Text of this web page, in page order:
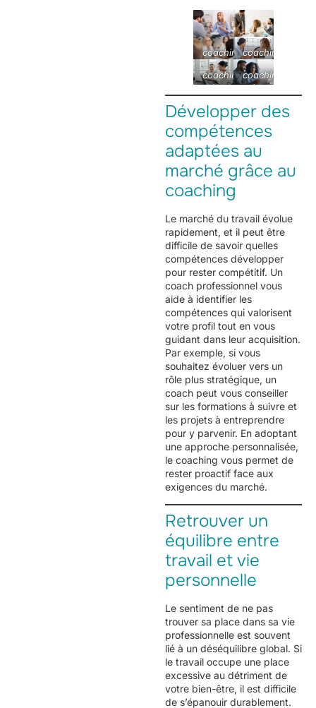
coaching
à
Lyon
coaching
à
Lyon
coaching
à
coaching
à
Développer des
compétences
adaptées au
marché grâce au
coaching
Le marché du travail évolue
rapidement, et il peut être
difficile de savoir quelles
compétences développer
pour rester compétitif. Un
coach professionnel vous
aide à identifier les
compétences qui valorisent
votre profil tout en vous
guidant dans leur acquisition.
Par exemple, si vous
souhaitez évoluer vers un
rôle plus stratégique, un
coach peut vous conseiller
sur les formations à suivre et
les projets à entreprendre
pour y parvenir. En adoptant
une approche personnalisée,
le coaching vous permet de
rester proactif face aux
exigences du marché.
Retrouver un
équilibre entre
travail et vie
personnelle
Le sentiment de ne pas
trouver sa place dans sa vie
professionnelle est souvent
lié à un déséquilibre global. Si
le travail occupe une place
excessive au détriment de
votre bien-être, il est difficile
de s’épanouir durablement.